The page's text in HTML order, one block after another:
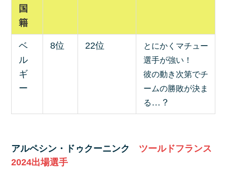
国
籍
ベ
ル
ギ
ー
8位 22位
とにかくマチュー
選手が強い！
彼の動き次第でチ
ームの勝敗が決ま
る …？
アルペシン・ドゥクーニンク ツールドフランス
2024出場選手